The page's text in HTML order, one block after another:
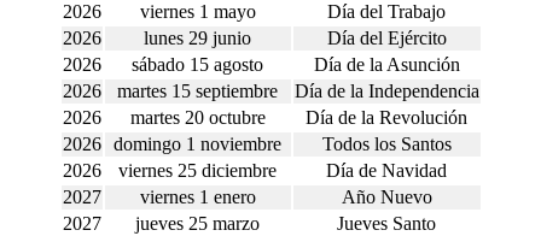
2026
viernes 1 mayo
Día del Trabajo
2026
lunes 29 junio
Día del Ejército
2026
sábado 15 agosto
Día de la Asunción
2026
martes 15 septiembre
Día de la Independencia
2026
martes 20 octubre
Día de la Revolución
2026
domingo 1 noviembre
Todos los Santos
2026
viernes 25 diciembre
Día de Navidad
2027
viernes 1 enero
Año Nuevo
2027
jueves 25 marzo
Jueves Santo